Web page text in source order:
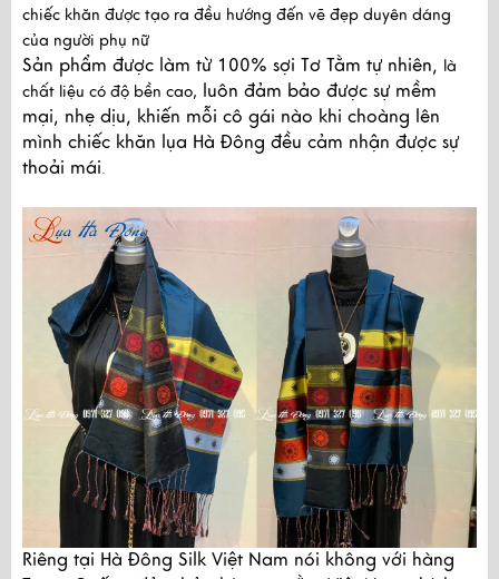
chiếc khăn được tạo ra đều hướng đến vẽ đẹp duyên dáng
của người phụ nữ
Sản phẩm được làm từ 100% sợi Tơ Tằm tự nhiên, là
chất liệu có độ bền cao, luôn đảm bảo được sự mềm
mại, nhẹ dịu, khiến mỗi cô gái nào khi choàng lên
mình chiếc khăn lụa Hà Đông đều cảm nhận được sự
thoải mái.
Riêng tại Hà Đông Silk Việt Nam nói không với hàng